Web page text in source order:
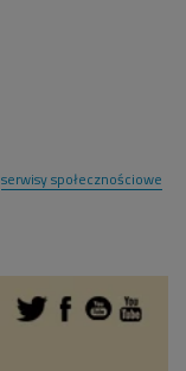
serwisy społecznościowe